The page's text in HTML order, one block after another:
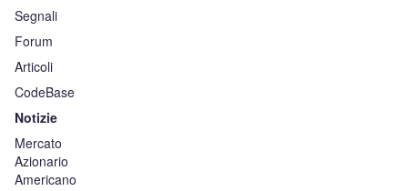
Segnali
Forum
Articoli
CodeBase
Notizie
Mercato
Azionario
Americano